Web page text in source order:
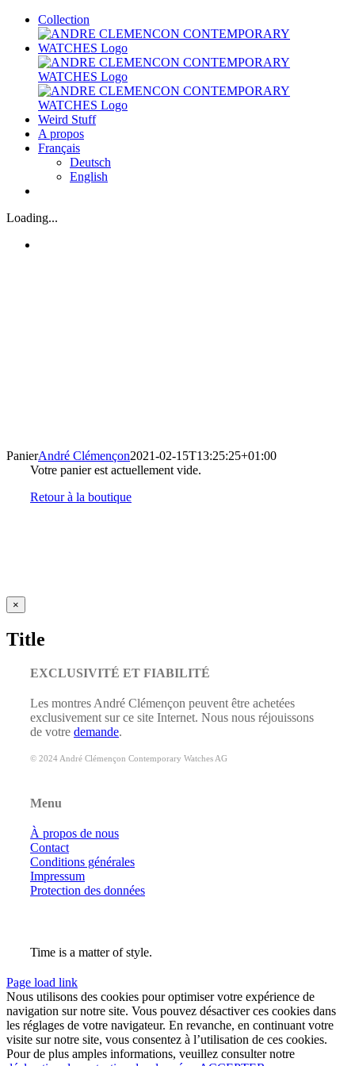
Skip
content
Collection
Weird Stuff
A propos
Français
Deutsch
English
Loading...
PanierAndré Clémençon2021-02-15T13:25:25+01:00
Votre panier est actuellement vide.
Retour à la boutique
Close
product
view
×
Title
EXCLUSIVITÉ ET FIABILITÉ
Les montres André Clémençon peuvent être achetées
exclusivement sur ce site Internet. Nous nous réjouissons
de votre demande.
© 2024 André Clémençon Contemporary Watches AG
Menu
À propos de nous
Contact
Conditions générales
Impressum
Protection des données
Time is a matter of style.
Page load link
Nous utilisons des cookies pour optimiser votre expérience de
navigation sur notre site. Vous pouvez désactiver ces cookies dans
les réglages de votre navigateur. En revanche, en continuant votre
visite sur notre site, vous consentez à l’utilisation de ces cookies.
Pour de plus amples informations, veuillez consulter notre